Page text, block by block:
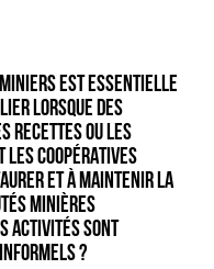
EST ESSENTIELLE
LORSQUE DES
RECETTES OU LES
LES COOPÉRATIVES
ET À MAINTENIR LA
MINIÈRES
ACTIVITÉS SONT
?